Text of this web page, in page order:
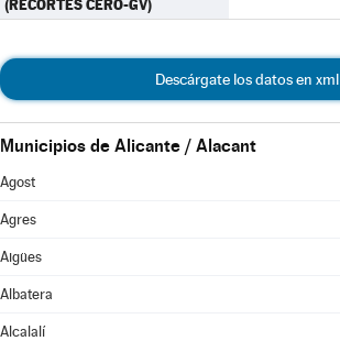
(RECORTES CERO-GV)
Descárgate los datos en xml
Municipios de Alicante / Alacant
Agost
Agres
Aigües
Albatera
Alcalalí